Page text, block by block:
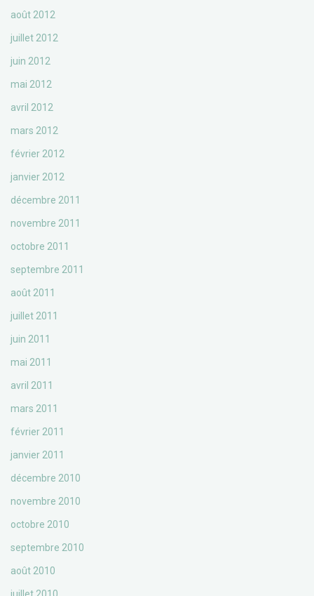
août 2012
juillet 2012
juin 2012
mai 2012
avril 2012
mars 2012
février 2012
janvier 2012
décembre 2011
novembre 2011
octobre 2011
septembre 2011
août 2011
juillet 2011
juin 2011
mai 2011
avril 2011
mars 2011
février 2011
janvier 2011
décembre 2010
novembre 2010
octobre 2010
septembre 2010
août 2010